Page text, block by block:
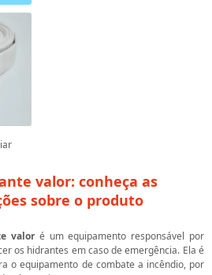
valor: conheça as
sobre o produto
valoré um equipamento responsável por
os hidrantes em caso de emergência. Ela é
o equipamento de combate a incêndio, por